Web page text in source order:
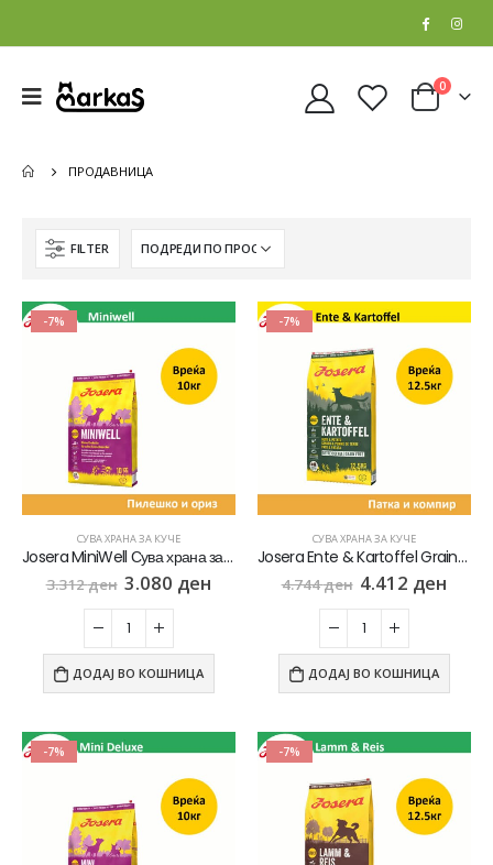
0
ПРОДАВНИЦА
FILTER
-7%
СУВА ХРАНА ЗА КУЧЕ
Josera MiniWell Сува храна за Возрасни кучиња со Мал раст со Пилешко [Вреќа 10кг]
3.312ден 3.080 ден
ДОДАЈ ВО КОШНИЦА
-7%
СУВА ХРАНА ЗА КУЧЕ
Josera Ente & Kartoffel Grain-free Сува храна за Кучиња со осетлив стомак со Патка и компир [Вреќа 12.5кг]
4.744ден 4.412 ден
ДОДАЈ ВО КОШНИЦА
-7% -7%